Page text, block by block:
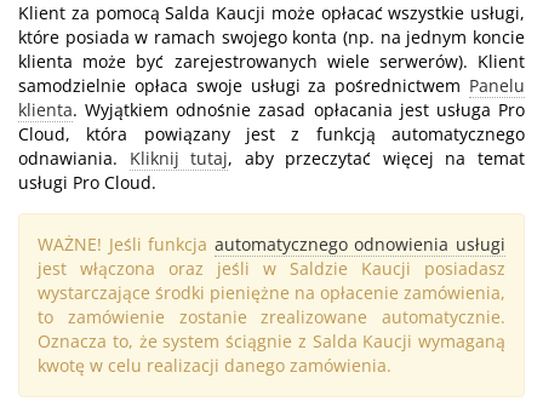
Klient za pomocą Salda Kaucji może opłacać wszystkie usługi,
które posiada w ramach swojego konta (np. na jednym koncie
klienta może być zarejestrowanych wiele serwerów). Klient
samodzielnie opłaca swoje usługi za pośrednictwem Panelu
klienta. Wyjątkiem odnośnie zasad opłacania jest usługa Pro
Cloud, która powiązany jest z funkcją automatycznego
odnawiania. Kliknij tutaj, aby przeczytać więcej na temat
usługi Pro Cloud.
WAŻNE! Jeśli funkcja automatycznego odnowienia usługi
jest włączona oraz jeśli w Saldzie Kaucji posiadasz
wystarczające środki pieniężne na opłacenie zamówienia,
to zamówienie zostanie zrealizowane automatycznie.
Oznacza to, że system ściągnie z Salda Kaucji wymaganą
kwotę w celu realizacji danego zamówienia.